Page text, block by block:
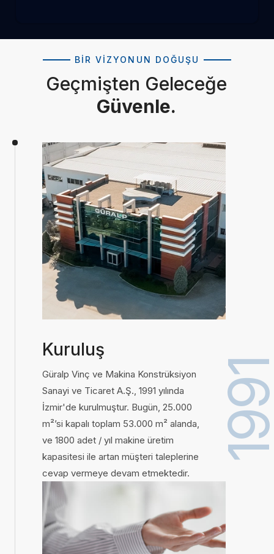
BIR VIZYONUN DOĞUŞU
Geçmişten Geleceğe
Güvenle.
Kuruluş
Güralp Vinç ve Makina Konstrüksiyon
Sanayi ve Ticaret A.Ş., 1991 yılında
İzmir'de kurulmuştur. Bugün, 25.000
m²’si kapalı toplam 53.000 m² alanda,
ve 1800 adet / yıl makine üretim
kapasitesi ile artan müşteri taleplerine
cevap vermeye devam etmektedir.